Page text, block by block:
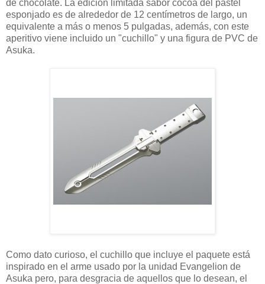
de chocolate. La edición limitada sabor cocoa del pastel
esponjado es de alrededor de 12 centímetros de largo, un
equivalente a más o menos 5 pulgadas, además, con este
aperitivo viene incluido un "cuchillo" y una figura de PVC de
Asuka.
Como dato curioso, el cuchillo que incluye el paquete está
inspirado en el arme usado por la unidad Evangelion de
Asuka pero, para desgracia de aquellos que lo desean, el